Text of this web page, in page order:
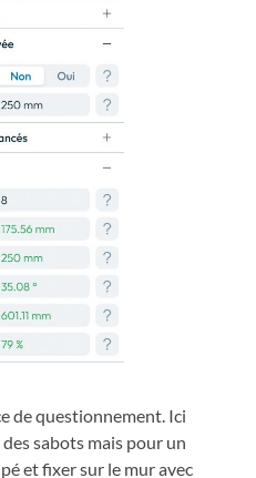
de questionnement. Ici
sabots mais pour un
et fixer sur le mur avec